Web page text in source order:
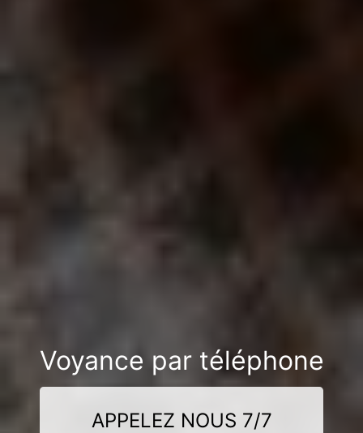
Voyance par téléphone
APPELEZ NOUS 7/7